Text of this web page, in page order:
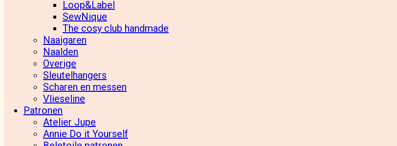
Loop&Label
SewNique
The cosy club handmade
Naaigaren
Naalden
Overige
Sleutelhangers
Scharen en messen
Vlieseline
Patronen
Atelier Jupe
Annie Do it Yourself